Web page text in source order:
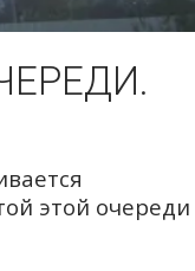
этой очереди